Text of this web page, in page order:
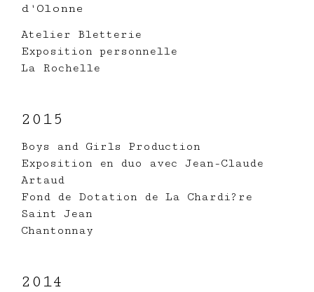
d'Olonne
Atelier Bletterie
Exposition personnelle
La Rochelle
2015
Boys and Girls Production
Exposition en duo avec Jean-Claude
Artaud
Fond de Dotation de La Chardi?re
Saint Jean
Chantonnay
2014